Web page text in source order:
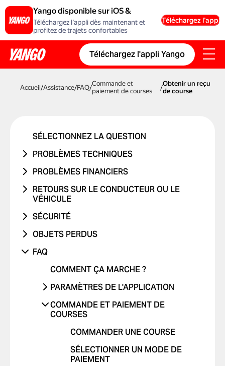
Yango disponible sur iOS &
Android
Téléchargez l’appli dès maintenant et
profitez de trajets confortables
Téléchargez l’appli
Téléchargez l'appli Yango
Accueil/Assistance/FAQ/Commande et
paiement de courses
/Obtenir un reçu
de course
SÉLECTIONNEZ LA QUESTION
PROBLÈMES TECHNIQUES
CONNEXION
PROBLÈME AVEC UN CODE
PROMOTIONNEL
PROBLÈMES DE CARTE BANCAIRE
PROBLÈME AVEC LES RAPPORTS DE
PROBLÈMES FINANCIERS
J'AI ÉTÉ DÉBITÉ DEUX FOIS
LE PRIX A CHANGÉ
FRAIS NON RECONNUS
RETOURS SUR LE CONDUCTEUR OU LE
VÉHICULE
COMPAGNIE
COMMENTAIRES POSITIFS
AUTRES
SÉCURITÉ
LA ROUTE
JE NE ME SENS PAS EN SÉCURITÉ
OBJETS PERDUS
FAQ
COMMENT ÇA MARCHE ?
PARAMÈTRES DE L'APPLICATION
COMPTE
CARTES
AUTORISER LES NOTIFICATIONS
PUSH
COMMANDE ET PAIEMENT DE
COURSES
COMMANDER UNE COURSE
SÉLECTIONNER UN MODE DE
PAIEMENT